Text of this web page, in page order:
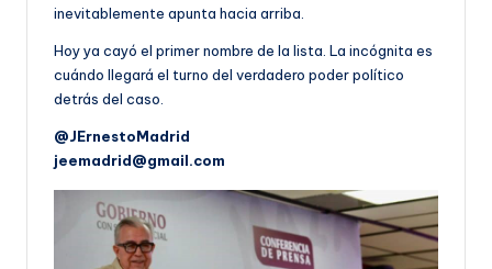
inevitablemente apunta hacia arriba.
Hoy ya cayó el primer nombre de la lista. La incógnita es
cuándo llegará el turno del verdadero poder político
detrás del caso.
@JErnestoMadrid
jeemadrid@gmail.com